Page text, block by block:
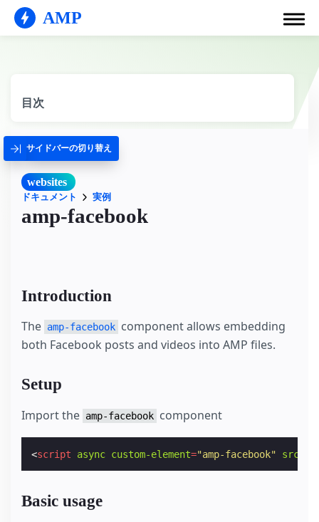
AMP
目次
サイドバーの切り替え
websites
ドキュメント 実例
amp-facebook
Introduction
The amp-facebook component allows embedding
both Facebook posts and videos into AMP files.
Setup
Import the amp-facebook component
<script async custom-element="amp-facebook" src
Basic usage